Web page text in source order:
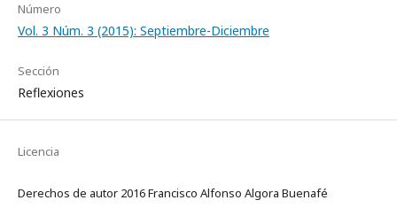
Número
Vol. 3 Núm. 3 (2015): Septiembre-Diciembre
Sección
Reflexiones
Licencia
Derechos de autor 2016 Francisco Alfonso Algora Buenafé